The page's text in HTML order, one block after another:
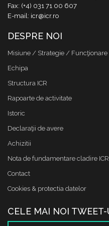
Fax: (+4) 031 71 00 607
E-mail: icr@icr.ro
DESPRE NOI
Misiune / Strategie / Funcţionare
Echipa
Structura ICR
Rapoarte de activitate
Istoric
Declaraţii de avere
Achizitii
Nota de fundamentare cladire ICR
Contact
Cookies & protectia datelor
CELE MAI NOI TWEET-